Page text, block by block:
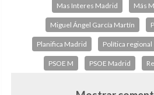
Mas Interes Madrid Más
Miguel Ángel García Martín
Planifica Madrid Política regional
PSOE M PSOE Madrid